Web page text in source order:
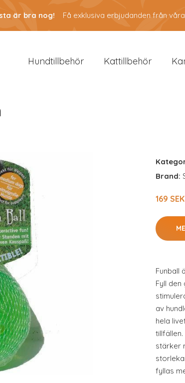
är bra nog! Få exklusiva erbjudanden från
Hundtillbehör Kattillbehör
Brand:
169 SEK
Funball
Fyll
av
hela
stärker
fyllas